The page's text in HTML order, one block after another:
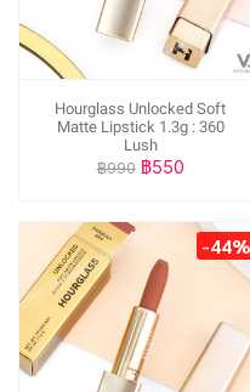
Hourglass Unlocked Soft
Matte Lipstick 1.3g : 360
Lush
฿990 ฿550
-44%